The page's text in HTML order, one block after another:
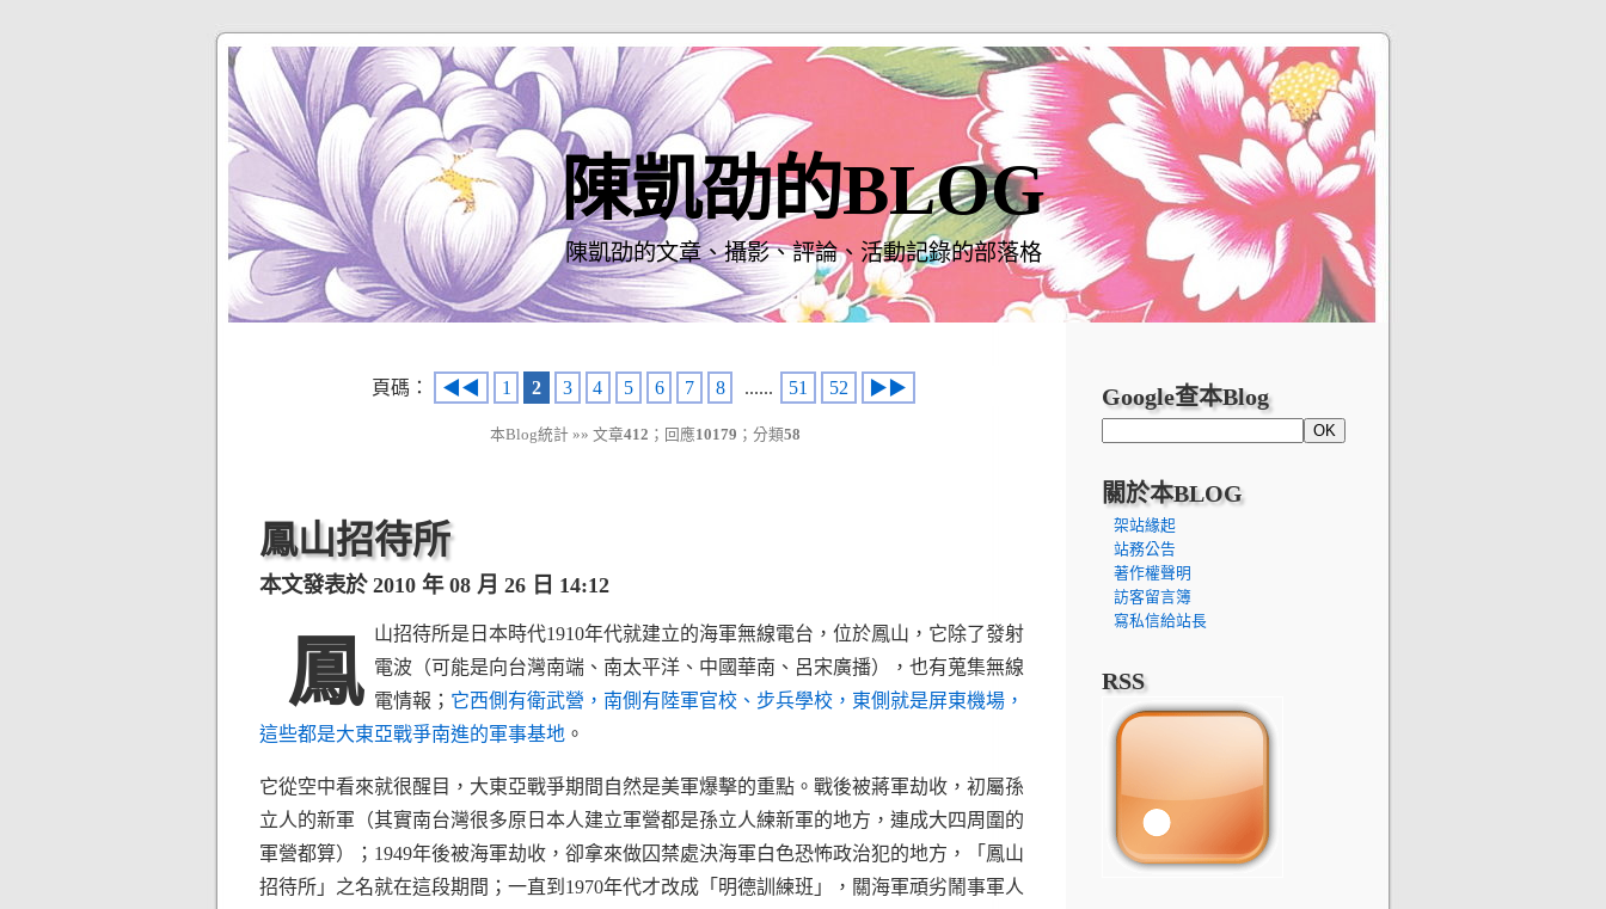
陳凱劭的BLOG
陳凱劭的文章、攝影、評論、活動記錄的部落格
頁碼： ◀◀ 1 2 3 4 5 6 7 8 ...... 51 52 ▶▶
本Blog統計 »» 文章412 ；回應10179 ；分類58
鳳山招待所
本文發表於 2010 年 08 月 26 日 14:12
鳳 山招待所是日本時代1910年代就建立的海軍無線電台，位於鳳山，它除了發射
電波（可能是向台灣南端、南太平洋、中國華南、呂宋廣播），也有蒐集無線
電情報； 它西側有衛武營，南側有陸軍官校、步兵學校，東側就是屏東機場，
這些都是大東亞戰爭南進的軍事基地 。
它從空中看來就很醒目，大東亞戰爭期間自然是美軍爆擊的重點。戰後被蔣軍劫收，初屬孫
立人的新軍（其實南台灣很多原日本人建立軍營都是孫立人練新軍的地方，連成大四周圍的
軍營都算）；1949年後被海軍劫收，卻拿來做囚禁處決海軍白色恐怖政治犯的地方，「鳳山
招待所」之名就在這段期間；一直到1970年代才改成「明德訓練班」，關海軍頑劣鬧事軍人
Google查本Blog
關於本BLOG
架站緣起
站務公告
著作權聲明
訪客留言簿
寫私信給站長
RSS